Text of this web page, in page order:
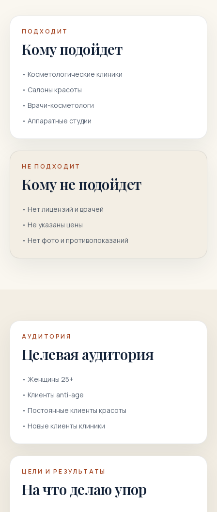
ПОДХОДИТ
Кому подойдет
• Косметологические клиники
• Салоны красоты
• Врачи-косметологи
• Аппаратные студии
НЕ ПОДХОДИТ
Кому не подойдет
• Нет лицензий и врачей
• Не указаны цены
• Нет фото и противопоказаний
АУДИТОРИЯ
Целевая аудитория
• Женщины 25+
• Клиенты anti-age
• Постоянные клиенты красоты
• Новые клиенты клиники
ЦЕЛИ И РЕЗУЛЬТАТЫ
На что делаю упор